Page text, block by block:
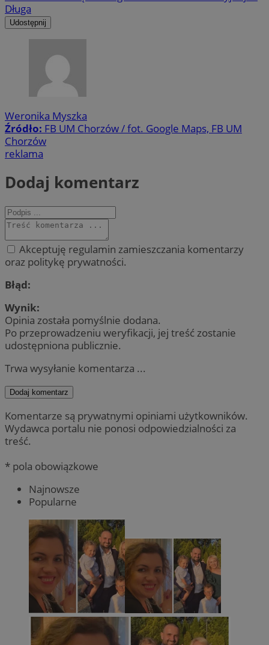
Długa
Udostępnij
Weronika Myszka
Źródło: FB UM Chorzów / fot. Google Maps, FB UM
Chorzów
reklama
Dodaj komentarz
Akceptuję regulamin zamieszczania komentarzy
oraz politykę prywatności.
Błąd:
Wynik:
Opinia została pomyślnie dodana.
Po przeprowadzeniu weryfikacji, jej treść zostanie
udostępniona publicznie.
Trwa wysyłanie komentarza ...
Dodaj komentarz
Komentarze są prywatnymi opiniami użytkowników.
Wydawca portalu nie ponosi odpowiedzialności za
treść.
* pola obowiązkowe
Najnowsze
Popularne